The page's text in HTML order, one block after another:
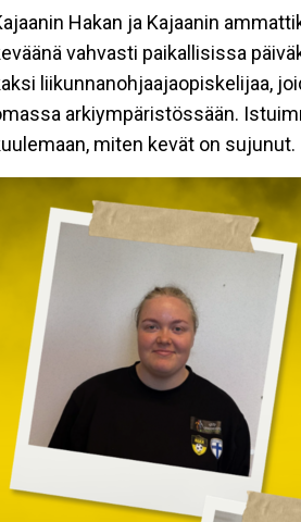
Hakan ja Kajaanin
vahvasti paikallisissa
liikunnanohjaajaopiskelijaa,
arkiympäristössään.
miten kevät on sujunut.